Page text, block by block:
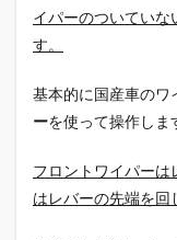
イパーのついていな
す。
基本的に国産車のワ
ーを使って操作しま
フロントワイパーは
はレバーの先端を回